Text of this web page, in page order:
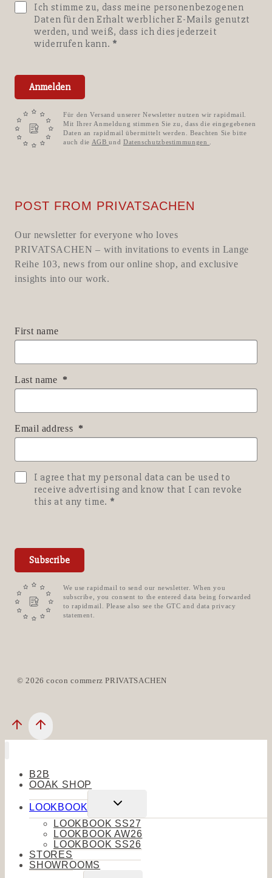
Ich stimme zu, dass meine personenbezogenen
Daten für den Erhalt werblicher E-Mails genutzt
werden, und weiß, dass ich dies jederzeit
widerrufen kann.
Anmelden
Für den Versand unserer Newsletter nutzen wir rapidmail.
Mit Ihrer Anmeldung stimmen Sie zu, dass die eingegebenen
Daten an rapidmail übermittelt werden. Beachten Sie bitte
auch die AGBund Datenschutzbestimmungen
POST FROM PRIVATSACHEN
Our newsletter for everyone who loves
PRIVATSACHEN – with invitations to events in Lange
Reihe 103, news from our online shop, and exclusive
insights into our work.
First name
Last name
Email address
I agree that my personal data can be used to
receive advertising and know that I can revoke
this at any time.
Subscribe
We use rapidmail to send our newsletter. When you
subscribe, you consent to the entered data being forwarded
to rapidmail. Please also see the GTC and data privacy
statement.
© 2026 cocon commerz PRIVATSACHEN
B2B
OOAK SHOP
LOOKBOOK
Untermenü
LOOKBOOK SS27
LOOKBOOK AW26
LOOKBOOK SS26
STORES
SHOWROOMS